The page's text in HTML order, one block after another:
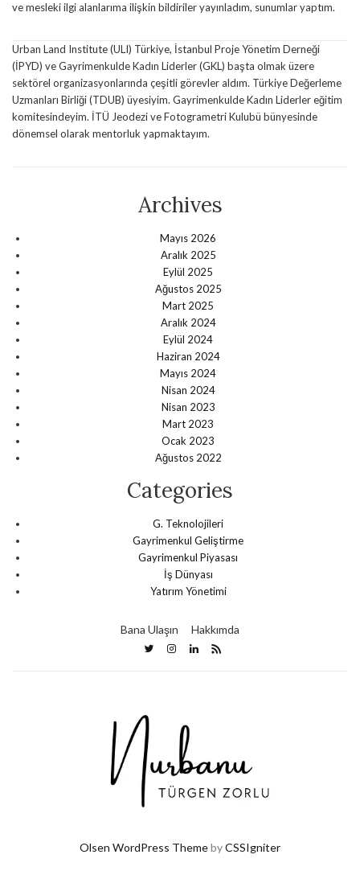
ve mesleki ilgi alanlarıma ilişkin bildiriler yayınladım, sunumlar yaptım.
Urban Land Institute (ULI) Türkiye, İstanbul Proje Yönetim Derneği
(İPYD) ve Gayrimenkulde Kadın Liderler (GKL) başta olmak üzere
sektörel organizasyonlarında çeşitli görevler aldım. Türkiye Değerleme
Uzmanları Birliği (TDUB) üyesiyim. Gayrimenkulde Kadın Liderler eğitim
komitesindeyim. İTÜ Jeodezi ve Fotogrametri Kulubü bünyesinde
dönemsel olarak mentorluk yapmaktayım.
Archives
Mayıs 2026
Aralık 2025
Eylül 2025
Ağustos 2025
Mart 2025
Aralık 2024
Eylül 2024
Haziran 2024
Mayıs 2024
Nisan 2024
Nisan 2023
Mart 2023
Ocak 2023
Ağustos 2022
Categories
G. Teknolojileri
Gayrimenkul Geliştirme
Gayrimenkul Piyasası
İş Dünyası
Yatırım Yönetimi
Bana Ulaşın Hakkımda
Olsen WordPress ThemebyCSSIgniter